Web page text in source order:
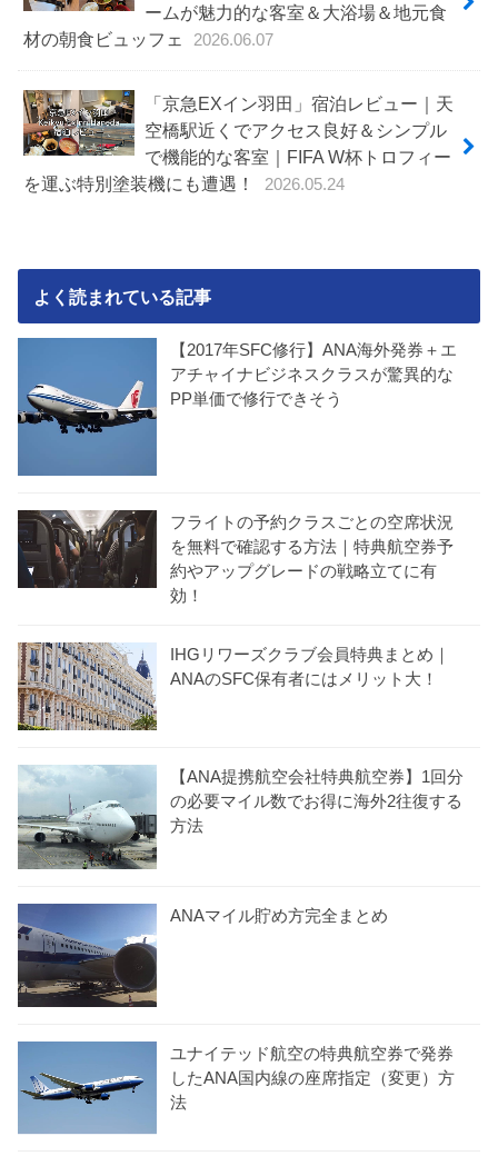
ームが魅力的な客室＆大浴場＆地元食
材の朝食ビュッフェ
2026.06.07
「京急EXイン羽田」宿泊レビュー｜天
空橋駅近くでアクセス良好＆シンプル
で機能的な客室｜FIFA W杯トロフィー
を運ぶ特別塗装機にも遭遇！
2026.05.24
よく読まれている記事
【2017年SFC修行】ANA海外発券＋エ
アチャイナビジネスクラスが驚異的な
PP単価で修行できそう
フライトの予約クラスごとの空席状況
を無料で確認する方法｜特典航空券予
約やアップグレードの戦略立てに有
効！
IHGリワーズクラブ会員特典まとめ｜
ANAのSFC保有者にはメリット大！
【ANA提携航空会社特典航空券】1回分
の必要マイル数でお得に海外2往復する
方法
ANAマイル貯め方完全まとめ
ユナイテッド航空の特典航空券で発券
したANA国内線の座席指定（変更）方
法